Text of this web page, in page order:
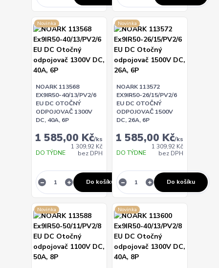
Novinka
NOARK 113568
EX9IR50-40/13/PV2/6
EU DC OTOČNÝ
ODPOJOVAČ 1300V
DC, 40A, 6P
1 585,00 Kč/ks
1 309,92 Kč
bez DPH
DO TÝDNE
Do košíku
Novinka
NOARK 113572
EX9IR50-26/15/PV2/6
EU DC OTOČNÝ
ODPOJOVAČ 1500V
DC, 26A, 6P
1 585,00 Kč/ks
1 309,92 Kč
bez DPH
DO TÝDNE
Do košíku
Novinka Novinka